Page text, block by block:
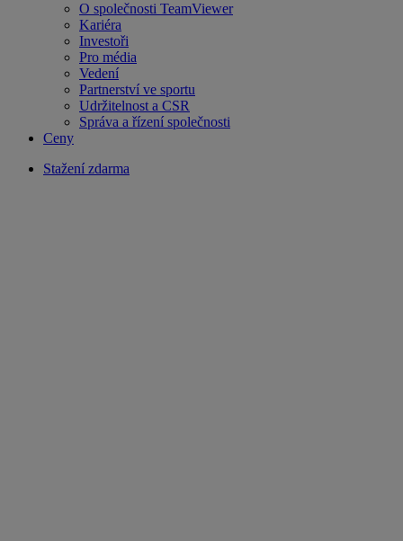
O společnosti TeamViewer
Kariéra
Investoři
Pro média
Vedení
Partnerství ve sportu
Udržitelnost a CSR
Správa a řízení společnosti
Ceny
Stažení zdarma